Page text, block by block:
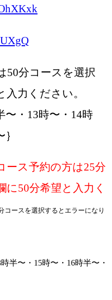
50分コースを選択
入力ください。
〜・13時〜・14時
ース予約の方は25分
に50分希望と入力く
コースを選択するとエラーになり
半〜・15時〜・16時半〜・